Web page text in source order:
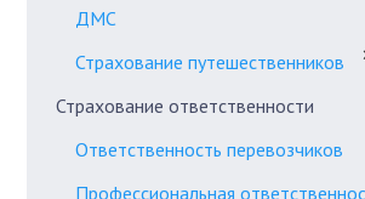
ДМС
Страхование путешественников
Страхование ответственности
Ответственность перевозчиков
Профессиональная